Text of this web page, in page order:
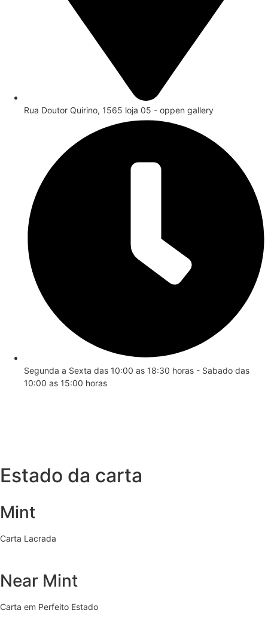
Rua Doutor Quirino, 1565 loja 05 - oppen gallery
Segunda a Sexta das 10:00 as 18:30 horas - Sabado das
10:00 as 15:00 horas
Estado da carta
Mint
Carta Lacrada
Near Mint
Carta em Perfeito Estado